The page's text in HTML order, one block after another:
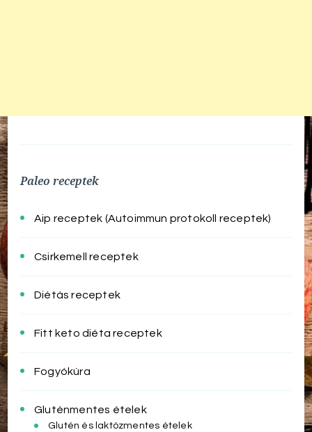
Paleo receptek
Aip receptek (Autoimmun protokoll receptek)
Csirkemell receptek
Diétás receptek
Fitt keto diéta receptek
Fogyókúra
Gluténmentes ételek
Glutén és laktózmentes ételek